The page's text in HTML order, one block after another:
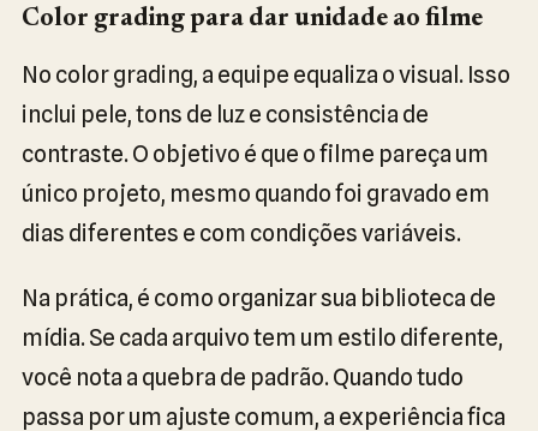
Color grading para dar unidade ao filme
No color grading, a equipe equaliza o visual. Isso
inclui pele, tons de luz e consistência de
contraste. O objetivo é que o filme pareça um
único projeto, mesmo quando foi gravado em
dias diferentes e com condições variáveis.
Na prática, é como organizar sua biblioteca de
mídia. Se cada arquivo tem um estilo diferente,
você nota a quebra de padrão. Quando tudo
passa por um ajuste comum, a experiência fica